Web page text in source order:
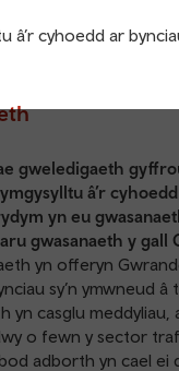
â’r cyhoedd ar
gweledigaeth
â’r
yn eu
gwasanaeth y gall
yn offeryn
sy’n ymwneud
yn casglu meddyliau,
o fewn y sector
adborth yn cael ei